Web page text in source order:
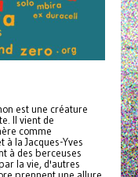
est une créature
Il vient de
comme
la Jacques-Yves
à des berceuses
la vie, d'autres